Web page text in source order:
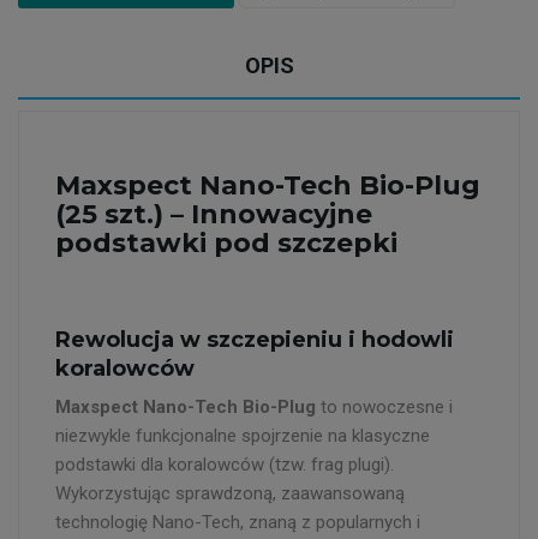
OPIS
Maxspect Nano-Tech Bio-Plug
(25 szt.) – Innowacyjne
podstawki pod szczepki
Rewolucja w szczepieniu i hodowli
koralowców
Maxspect Nano-Tech Bio-Plug to nowoczesne i
niezwykle funkcjonalne spojrzenie na klasyczne
podstawki dla koralowców (tzw. frag plugi).
Wykorzystując sprawdzoną, zaawansowaną
technologię Nano-Tech, znaną z popularnych i